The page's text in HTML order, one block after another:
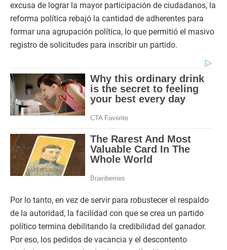
excusa de lograr la mayor participación de ciudadanos, la
reforma política rebajó la cantidad de adherentes para
formar una agrupación política, lo que permitió el masivo
registro de solicitudes para inscribir un partido.
Por lo tanto, en vez de servir para robustecer el respaldo
de la autoridad, la facilidad con que se crea un partido
político termina debilitando la credibilidad del ganador.
Por eso, los pedidos de vacancia y el descontento